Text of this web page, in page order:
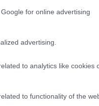
for online advertising
advertising.
to analytics like cookies
to functionality of the